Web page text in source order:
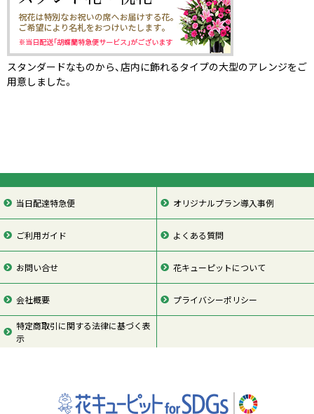
スタンダードなものから、店内に飾れるタイプの大型のアレンジをご
用意しました。
当日配達特急便 オリジナルプラン導入事例
ご利用ガイド よくある質問
お問い合せ 花キューピットについて
会社概要 プライバシーポリシー
特定商取引に関する法律に基づく表
示